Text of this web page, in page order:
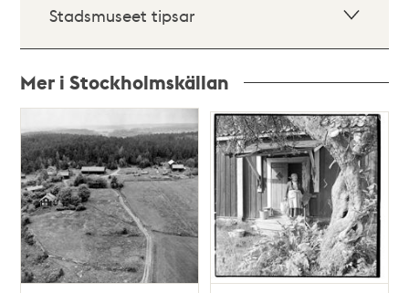
Stadsmuseet tipsar
Mer i Stockholmskällan
poster
och
teman